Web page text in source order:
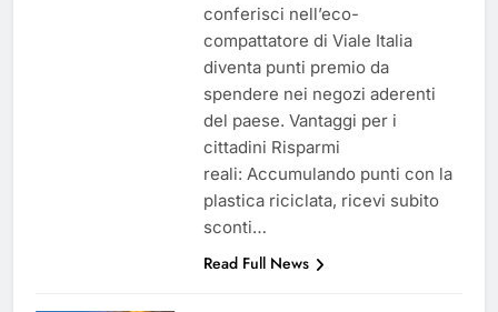
conferisci nell’eco-
compattatore di Viale Italia
diventa punti premio da
spendere nei negozi aderenti
del paese.​ Vantaggi per i
cittadini Risparmi
reali: Accumulando punti con la
plastica riciclata, ricevi subito
sconti…
Read Full News